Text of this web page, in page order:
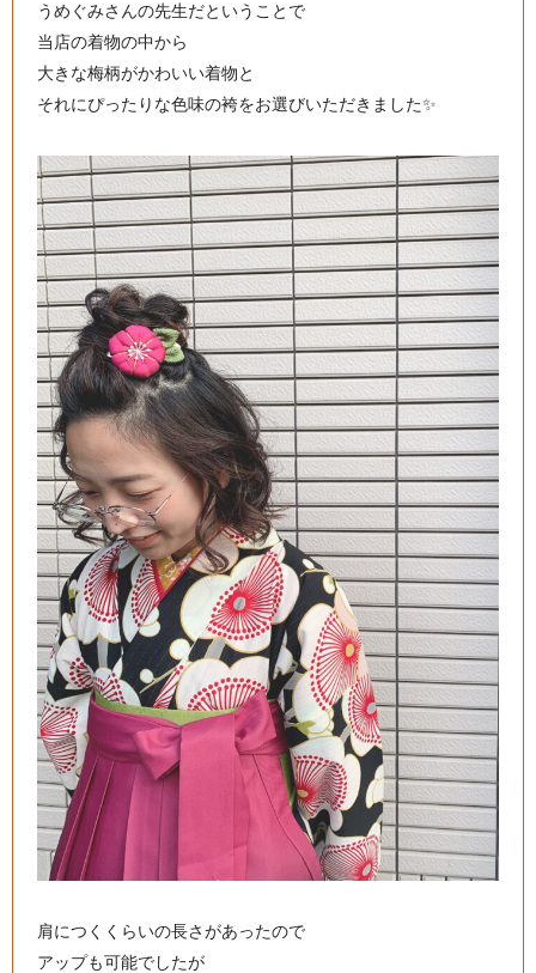
うめぐみさんの先生だということで
当店の着物の中から
大きな梅柄がかわいい着物と
それにぴったりな色味の袴をお選びいただきました✨
肩につくくらいの長さがあったので
アップも可能でしたが